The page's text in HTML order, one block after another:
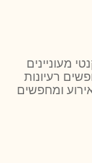
מעוניינים
רעיונות
ומחפשים